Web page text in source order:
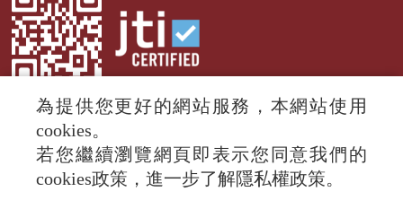
© 2024 RTI (Radio Taiwan International).
All rights reserved.
為提供您更好的網站服務，本網站使用
cookies。
若您繼續瀏覽網頁即表示您同意我們的
cookies政策，進一步了解隱私權政策。